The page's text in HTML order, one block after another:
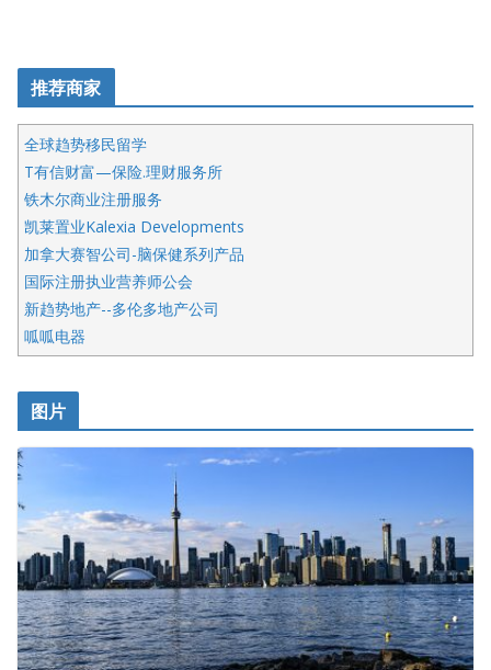
推荐商家
全球趋势移民留学
T有信财富—保险.理财服务所
铁木尔商业注册服务
凯莱置业Kalexia Developments
加拿大赛智公司-脑保健系列产品
国际注册执业营养师公会
新趋势地产--多伦多地产公司
呱呱电器
皇后金融集团
铁木尔商业注册服务
图片